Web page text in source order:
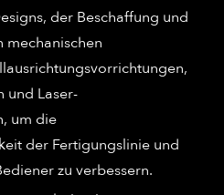
der Beschaffung und
mechanischen
und Laser-
um die
der Fertigungslinie und
zu verbessern.